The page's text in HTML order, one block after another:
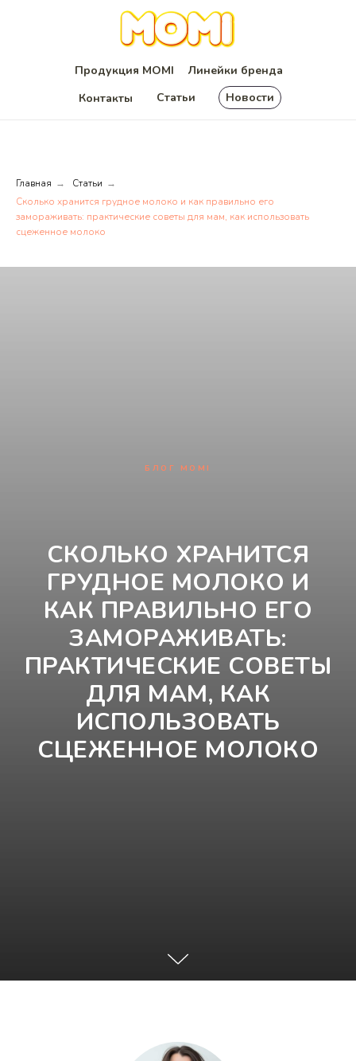
Линейки бренда
Продукция MOMI
Контакты
Новости
Статьи
Главная → Статьи →
Сколько хранится грудное молоко и как правильно его
замораживать: практические советы для мам, как использовать
сцеженное молоко
БЛОГ MOMI
СКОЛЬКО ХРАНИТСЯ
ГРУДНОЕ МОЛОКО И
КАК ПРАВИЛЬНО ЕГО
ЗАМОРАЖИВАТЬ:
ПРАКТИЧЕСКИЕ СОВЕТЫ
ДЛЯ МАМ, КАК
ИСПОЛЬЗОВАТЬ
СЦЕЖЕННОЕ МОЛОКО